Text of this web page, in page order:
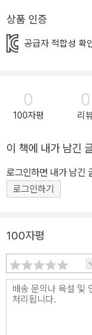
이븐스 선정 도서 | 어린이도서
좋은 어린이책| 한우리열린교육 선정 도서 | 교과서 수록 도서 우리의
열어 갈 수 있도록, 어
고 다듬어 전한다’는
니다. 온고지신 시리
문화관광부 우수 교양
내외 여러 기관 및 단
록에 빠짐없이 들어가
월 첫 책 《연이네 설
것에서 한 발 더 나아
로 다가갈 수 있는지
관에 박제된 유물이나
내일의 어린이와도 함
것이지요. 온고지신
상품 인증
공급자 적합성 확
0
100자평
0
리
이 책에 내가 남긴
로그인하면 내가 남긴
로그인하기
100자평